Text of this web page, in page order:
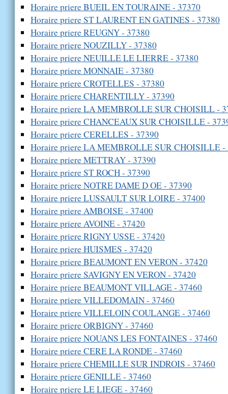
Horaire priere BUEIL EN TOURAINE - 37370
Horaire priere ST LAURENT EN GATINES - 37380
Horaire priere REUGNY - 37380
Horaire priere NOUZILLY - 37380
Horaire priere NEUILLE LE LIERRE - 37380
Horaire priere MONNAIE - 37380
Horaire priere CROTELLES - 37380
Horaire priere CHARENTILLY - 37390
Horaire priere LA MEMBROLLE SUR CHOISILL -
Horaire priere CHANCEAUX SUR CHOISILLE -
Horaire priere CERELLES - 37390
Horaire priere LA MEMBROLLE SUR CHOISILLE -
Horaire priere METTRAY - 37390
Horaire priere ST ROCH - 37390
Horaire priere NOTRE DAME D OE - 37390
Horaire priere LUSSAULT SUR LOIRE - 37400
Horaire priere AMBOISE - 37400
Horaire priere AVOINE - 37420
Horaire priere RIGNY USSE - 37420
Horaire priere HUISMES - 37420
Horaire priere BEAUMONT EN VERON - 37420
Horaire priere SAVIGNY EN VERON - 37420
Horaire priere BEAUMONT VILLAGE - 37460
Horaire priere VILLEDOMAIN - 37460
Horaire priere VILLELOIN COULANGE - 37460
Horaire priere ORBIGNY - 37460
Horaire priere NOUANS LES FONTAINES - 37460
Horaire priere CERE LA RONDE - 37460
Horaire priere CHEMILLE SUR INDROIS - 37460
Horaire priere GENILLE - 37460
Horaire priere LE LIEGE - 37460